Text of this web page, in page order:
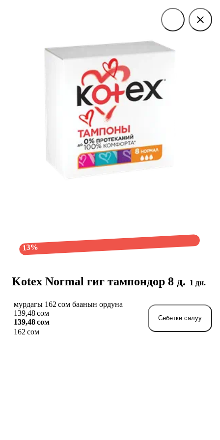
Kotex Normal гиг тампондор 8 д. 1 дн.
13%
мурдагы 162 сом баанын ордуна
139,48 сом
139,48 сом
162 сом
Себетке салуу